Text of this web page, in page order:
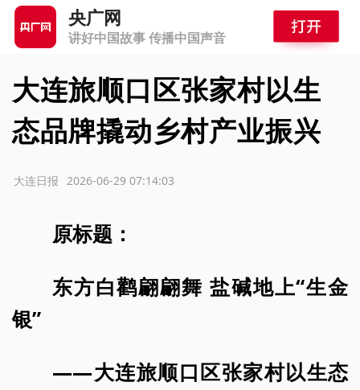
央广网
讲好中国故事 传播中国声音
大连旅顺口区张家村以生
态品牌撬动乡村产业振兴
2026-06-29 07:14:03
大连日报
原标题：
东方白鹳翩翩舞 盐碱地上“生金
银”
——大连旅顺口区张家村以生态